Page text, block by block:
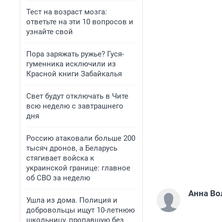
Тест на возраст мозга:
ответьте на эти 10 вопросов и
узнайте свой
Пора заряжать ружье? Гуся-
гуменника исключили из
Красной книги Забайкалья
Свет будут отключать в Чите
всю неделю с завтрашнего
дня
Россию атаковали больше 200
тысяч дронов, а Беларусь
стягивает войска к
украинской границе: главное
об СВО за неделю
Ушла из дома. Полиция и
добровольцы ищут 10-летнюю
школьницу, пропавшую без
Анна